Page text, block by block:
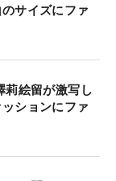
サイズにファ
莉絵留が激写し
ションにファ